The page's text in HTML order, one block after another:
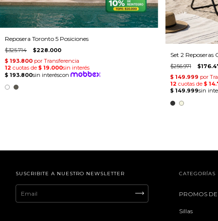
Reposera Toronto 5 Posiciones
$325.714 $228.000
Set 2 Reposeras
$256.971
SUSCRIBITE A NUESTRO NEWSLETTER CATEGORÍAS
PROMOS
Sillas